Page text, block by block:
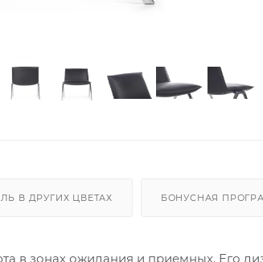
В ДРУГИХ ЦВЕТАХ БОНУСНАЯ
в зонах ожидания и приемных. Его